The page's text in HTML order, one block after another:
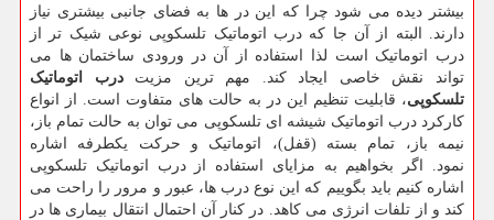
بیشتر دیده می شود چرا که این در ها به فضای جانبی بیشتری نیاز
دارند. البته از آن جا که درب اتوماتیک تلسکوپی نوعی شیک تر از
درب اتوماتیک است لذا استفاده از آن در ورودی ساختمان ها می
تواند نقش خاصی ایجاد کند. مهم ترین مزیتدرب اتوماتیک
تلسکوپی، قابلیت تنظیم این در به حالت های متفاوت است. از انواع
کارکرد درب اتوماتیک شیشه ای تلسکوپی می توان به حالت تمام باز،
نیمه باز، تمام بسته (قفل)، اتوماتیک و حرکت یکطرفه اشاره
نمود. اگر بخواهیم به مزایای استفاده از درب اتوماتیک تلسکوپی
اشاره کنیم باید بگوییم که این نوع درب ها، عبور و مرور را راحت می
کند و از تلفات انرژی می کاهد. در کنار آن احتمال انتقال بیماری ها در